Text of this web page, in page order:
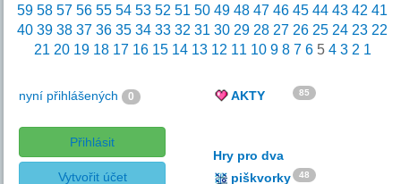
59 58 57 56 55 54 53 52 51 50 49 48 47 46 45 44 43 42 41
40 39 38 37 36 35 34 33 32 31 30 29 28 27 26 25 24 23 22
21 20 19 18 17 16 15 14 13 12 11 10 9 8 7 65 4 3 2 1
nyní přihlášených 0
Přihlásit
Vytvořit účet
AKTY 85
Hry pro dva
piškvorky
48